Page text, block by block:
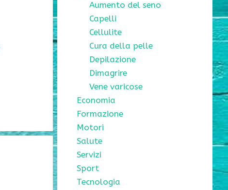
Aumento del seno
Capelli
Cellulite
Cura della pelle
Depilazione
Dimagrire
Vene varicose
Economia
Formazione
Motori
Salute
Servizi
Sport
Tecnologia